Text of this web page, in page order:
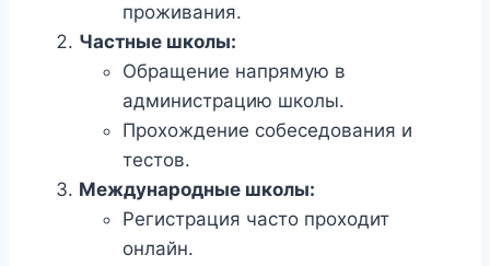
проживания.
Частные школы:
Обращение напрямую в
администрацию школы.
Прохождение собеседования и
тестов.
Международные школы:
Регистрация часто проходит
онлайн.